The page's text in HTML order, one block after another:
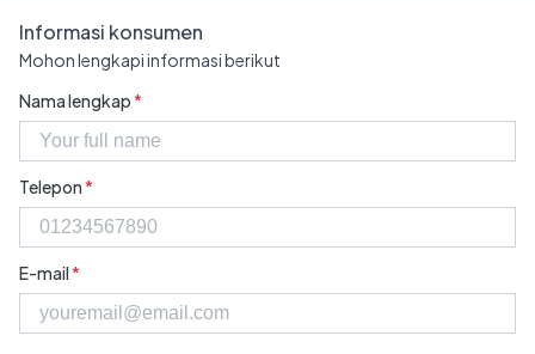
Informasi konsumen
Mohon lengkapi informasi berikut
Nama lengkap*
Telepon*
E-mail*